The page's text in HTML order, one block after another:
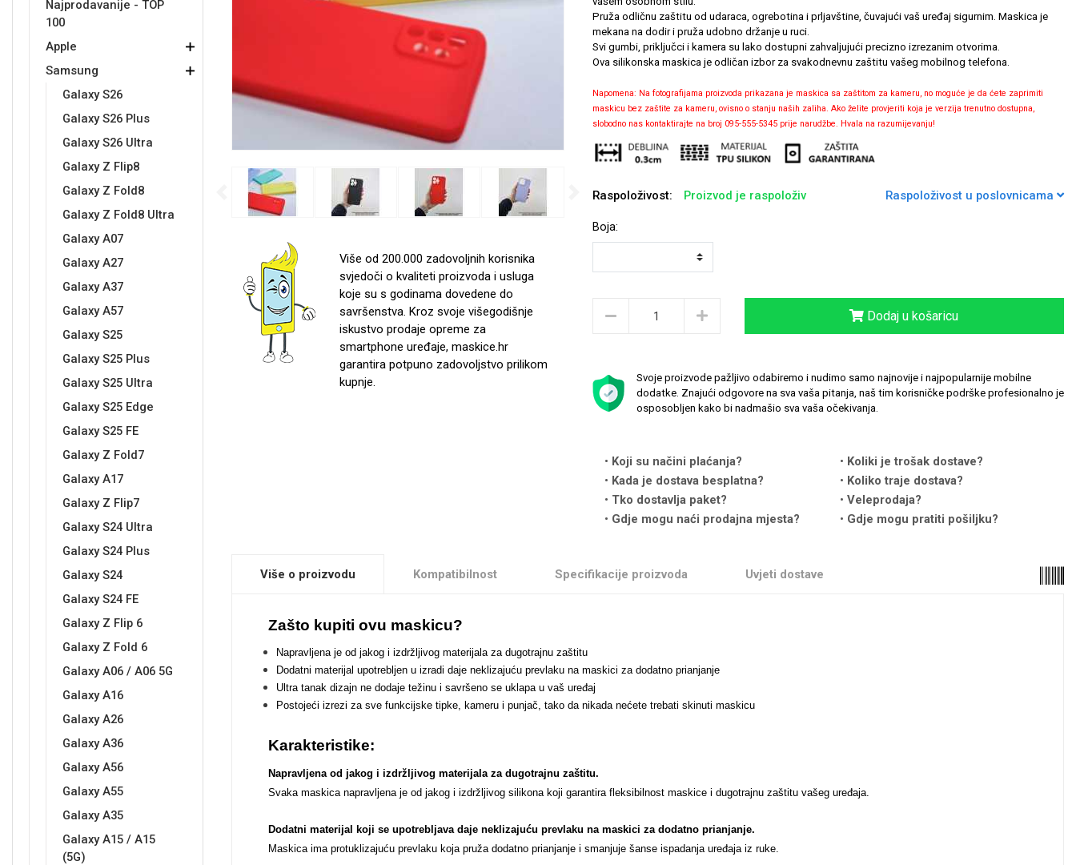
Najprodavanije - TOP
100
Apple
Samsung
Galaxy S26
Galaxy S26 Plus
Galaxy S26 Ultra
Galaxy Z Flip8
Galaxy Z Fold8
Galaxy Z Fold8 Ultra
Galaxy A07
Galaxy A27
Galaxy A37
Galaxy A57
Galaxy S25
Galaxy S25 Plus
Galaxy S25 Ultra
Galaxy S25 Edge
Galaxy S25 FE
Galaxy Z Fold7
Galaxy A17
Galaxy Z Flip7
Galaxy S24 Ultra
Galaxy S24 Plus
Galaxy S24
Galaxy S24 FE
Galaxy Z Flip 6
Galaxy Z Fold 6
Galaxy A06 / A06 5G
Galaxy A16
Galaxy A26
Galaxy A36
Galaxy A56
Galaxy A55
Galaxy A35
Galaxy A15 / A15
(5G)
Previous Next
Više od 200.000 zadovoljnih korisnika
svjedoči o kvaliteti proizvoda i usluga
koje su s godinama dovedene do
savršenstva. Kroz svoje višegodišnje
iskustvo prodaje opreme za
smartphone uređaje, maskice.hr
garantira potpuno zadovoljstvo prilikom
kupnje.
Pruža odličnu zaštitu od udaraca, ogrebotina i prljavštine, čuvajući vaš uređaj sigurnim. Maskica je
mekana na dodir i pruža udobno držanje u ruci.
Svi gumbi, priključci i kamera su lako dostupni zahvaljujući precizno izrezanim otvorima.
Ova silikonska maskica je odličan izbor za svakodnevnu zaštitu vašeg mobilnog telefona.
Napomena: Na fotografijama proizvoda prikazana je maskica sa zaštitom za kameru, no moguće je da ćete zaprimiti
maskicu bez zaštite za kameru, ovisno o stanju naših zaliha. Ako želite provjeriti koja je verzija trenutno dostupna,
slobodno nas kontaktirajte na broj 095-555-5345 prije narudžbe. Hvala na razumijevanju!
Raspoloživost: Proizvod je raspoloživ Raspoloživost u poslovnicama
Boja:
Dodaj u košaricu
Svoje proizvode pažljivo odabiremo i nudimo samo najnovije i najpopularnije mobilne
dodatke. Znajući odgovore na sva vaša pitanja, naš tim korisničke podrške profesionalno je
osposobljen kako bi nadmašio sva vaša očekivanja.
Koji su načini plaćanja?
Koliki je trošak dostave?
Kada je dostava besplatna?
Koliko traje dostava?
Tko dostavlja paket?
Veleprodaja?
Gdje mogu naći prodajna mjesta?
Gdje mogu pratiti pošiljku?
Više o proizvodu Kompatibilnost Specifikacije proizvoda Uvjeti dostave
Zašto kupiti ovu maskicu?
Napravljena je od jakog i izdržljivog materijala za dugotrajnu zaštitu
Dodatni materijal upotrebljen u izradi daje neklizajuću prevlaku na maskici za dodatno prianjanje
Ultra tanak dizajn ne dodaje težinu i savršeno se uklapa u vaš uređaj
Postojeći izrezi za sve funkcijske tipke, kameru i punjač, tako da nikada nećete trebati skinuti maskicu
Karakteristike:
Napravljena od jakog i izdržljivog materijala za dugotrajnu zaštitu.
Svaka maskica napravljena je od jakog i izdržljivog silikona koji garantira fleksibilnost maskice i dugotrajnu zaštitu vašeg uređaja.
Dodatni materijal koji se upotrebljava daje neklizajuću prevlaku na maskici za dodatno prianjanje.
Maskica ima protuklizajuću prevlaku koja pruža dodatno prianjanje i smanjuje šanse ispadanja uređaja iz ruke.
Babe
Croatos Najprodavanije - TOP 100
Gym Unicorn kolekcija
Sleng
Životinjsko carstvo
Svemirska kolekcija Valentinovo
Love motivi
Samsung
Punjači za mobitel Spigen maskice
Univerzalno kaljeno staklo
Univerzalne futrole i
maskice
Samsung
Sony LCD Tablet
Držači za romobil
Ostali držači
USB kablovi
AUX kablovi Adapteri za mobitel
FM Transmitteri